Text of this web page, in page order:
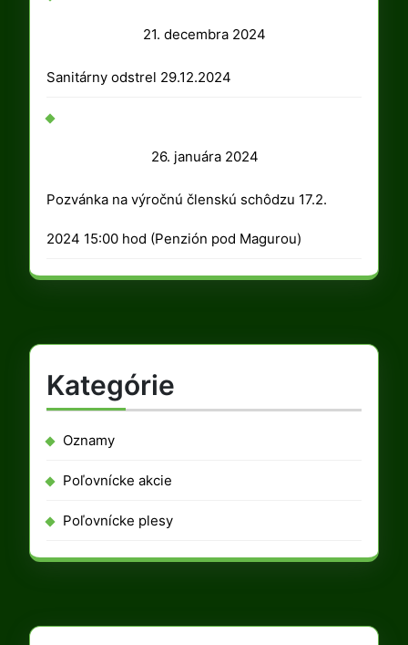
21. decembra 2024
Sanitárny odstrel 29.12.2024
26. januára 202426.
januára
2024
Pozvánka na výročnú členskú schôdzu 17.2.
2024 15:00 hod (Penzión pod Magurou)
Kategórie
Oznamy
Poľovnícke akcie
Poľovnícke plesy